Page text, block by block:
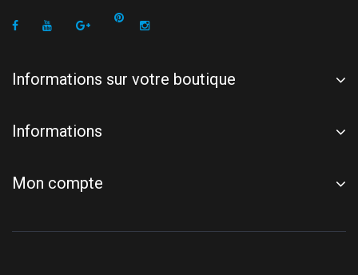
Informations sur votre boutique
Informations
Mon compte